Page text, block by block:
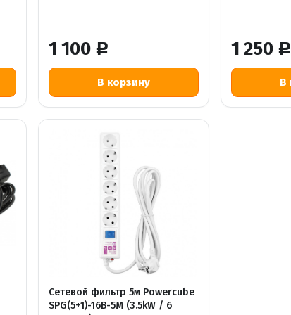
1 100 Р 1 250 Р
Сетевой фильтр 5м Powercube
SPG(5+1)-16B-5M (3.5kW / 6